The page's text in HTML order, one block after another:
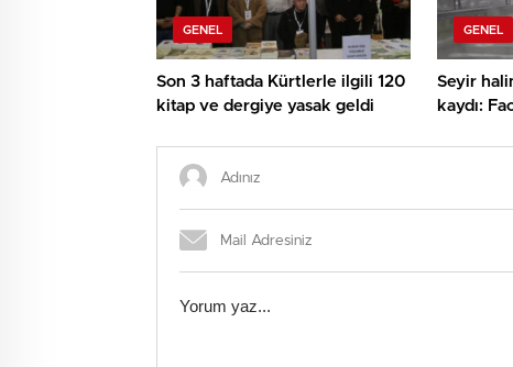
GENEL
Son 3 haftada Kürtlerle ilgili 120
kitap ve dergiye yasak geldi
GENEL
Seyir
kaydı: